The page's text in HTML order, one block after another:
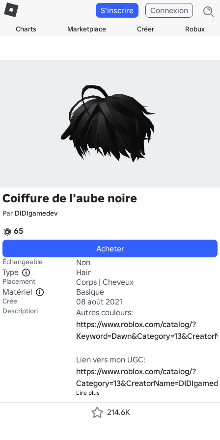
Charts Marketplace Créer Robux
S'inscrire Connexion
Coiffure de l'aube noire
Par DIDIgamedev
65
Acheter
Échangeable
Non
Type
Hair
Placement
Corps | Cheveux
Matériel
Basique
Crée 08 août 2021
Description
https://www.roblox.com/catalog/?
https://www.roblox.com/catalog/?
Lire plus
214.6K